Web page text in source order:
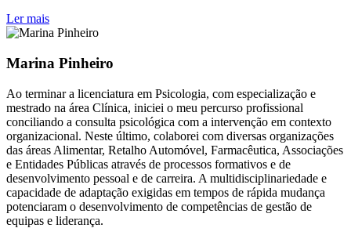
Ler mais
Marina Pinheiro
Ao terminar a licenciatura em Psicologia, com especialização e
mestrado na área Clínica, iniciei o meu percurso profissional
conciliando a consulta psicológica com a intervenção em contexto
organizacional. Neste último, colaborei com diversas organizações
das áreas Alimentar, Retalho Automóvel, Farmacêutica, Associações
e Entidades Públicas através de processos formativos e de
desenvolvimento pessoal e de carreira. A multidisciplinariedade e
capacidade de adaptação exigidas em tempos de rápida mudança
potenciaram o desenvolvimento de competências de gestão de
equipas e liderança.